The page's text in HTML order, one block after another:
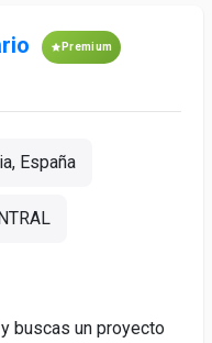
Premium
España
buscas un proyecto